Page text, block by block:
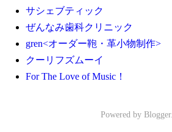
サシェブティック
ぜんなみ歯科クリニック
gren<オーダー鞄・革小物制作>
クーリフズムーイ
For The Love of Music！
Powered by Blogger.